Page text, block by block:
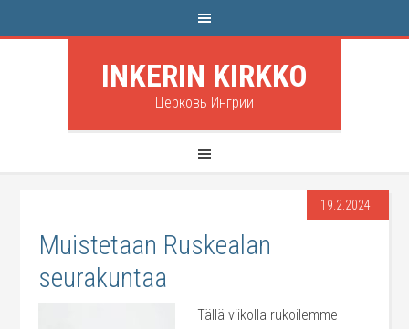
INKERIN KIRKKO
Церковь Ингрии
19.2.2024
Muistetaan Ruskealan
seurakuntaa
Tällä viikolla rukoilemme